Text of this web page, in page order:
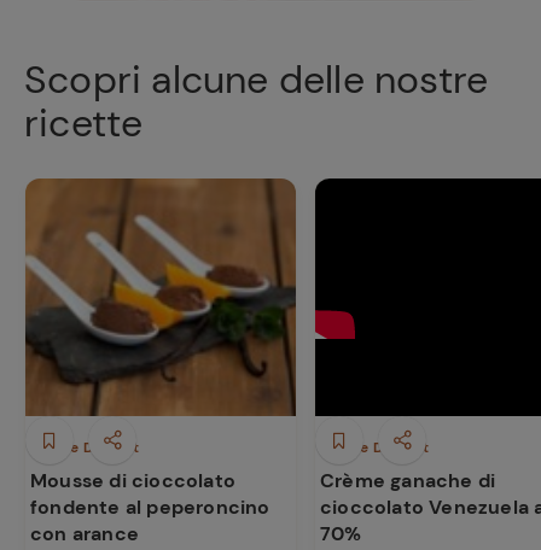
Scopri alcune delle nostre
ricette
Dolci e Dessert
Mousse di cioccolato
fondente al peperoncino
con arance
Dolci e Dessert
Crème ganache di
cioccolato Venezuela
70%